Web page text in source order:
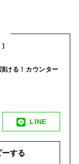
ける！カウンター
LINE
する